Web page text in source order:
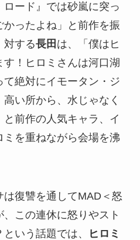
ロード』では砂嵐に突っ
ったよね」と前作を振
対する長田 は、「僕はヒ
す！ヒロミさんは河口湖
絶対にイモータン・ジ
い所から、水じゃなく
前作の人気キャラ、イ
を重ねながら会場を沸
は復讐を通してMAD＜怒
この連休に怒りやスト
いう話題では、
ヒロミ